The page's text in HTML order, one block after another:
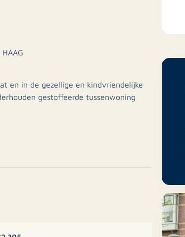
HAAG
en in de gezellige en kindvriendelijke
gestoffeerde tussenwoning
de Vlierboomstraat en het
of The Hague en sportverenigingen
de achterzijde voorzien van diverse